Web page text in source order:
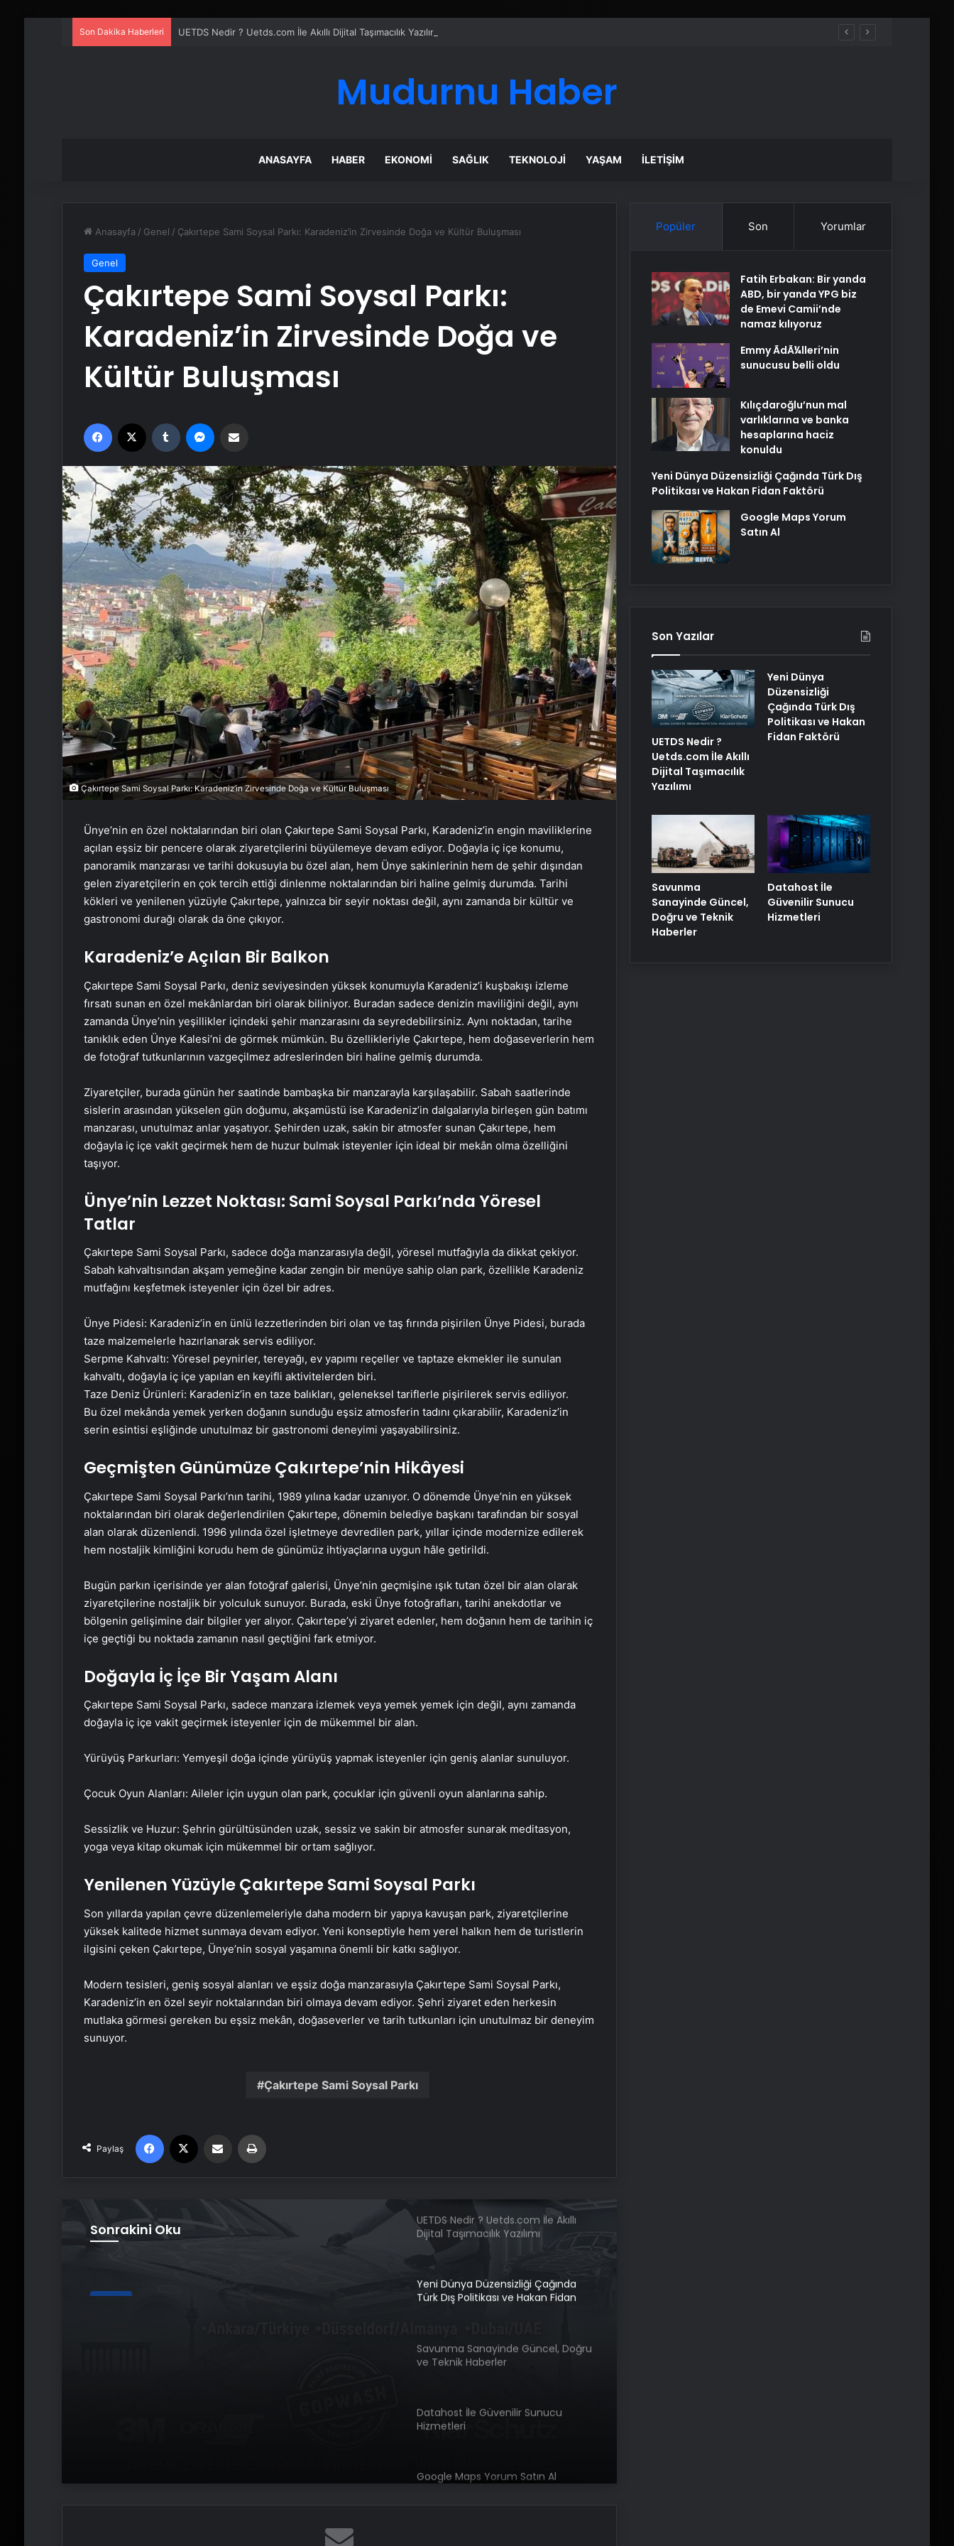
Son Dakika Haberleri UETDS Nedir ? Uetds.com İle Akıllı Dijital Taşımacılık Yazılımı
Mudurnu Haber
ANASAYFA HABER EKONOMI SAĞLIK TEKNOLOJI YAŞAM İLETIŞIM
Anasayfa / Genel / Çakırtepe Sami Soysal Parkı: Karadeniz’in Zirvesinde Doğa ve Kültür Buluşması
Genel
Çakırtepe Sami Soysal Parkı:
Karadeniz’in Zirvesinde Doğa ve
Kültür Buluşması
Facebook Tumblr
Çakırtepe Sami Soysal Parkı: Karadeniz’in Zirvesinde Doğa ve Kültür Buluşması
Ünye’nin en özel noktalarından biri olan Çakırtepe Sami Soysal Parkı, Karadeniz’in engin maviliklerine
açılan eşsiz bir pencere olarak ziyaretçilerini büyülemeye devam ediyor. Doğayla iç içe konumu,
panoramik manzarası ve tarihi dokusuyla bu özel alan, hem Ünye sakinlerinin hem de şehir dışından
gelen ziyaretçilerin en çok tercih ettiği dinlenme noktalarından biri haline gelmiş durumda. Tarihi
kökleri ve yenilenen yüzüyle Çakırtepe, yalnızca bir seyir noktası değil, aynı zamanda bir kültür ve
gastronomi durağı olarak da öne çıkıyor.
Karadeniz’e Açılan Bir Balkon
Çakırtepe Sami Soysal Parkı, deniz seviyesinden yüksek konumuyla Karadeniz’i kuşbakışı izleme
fırsatı sunan en özel mekânlardan biri olarak biliniyor. Buradan sadece denizin maviliğini değil, aynı
zamanda Ünye’nin yeşillikler içindeki şehir manzarasını da seyredebilirsiniz. Aynı noktadan, tarihe
tanıklık eden Ünye Kalesi’ni de görmek mümkün. Bu özellikleriyle Çakırtepe, hem doğaseverlerin hem
de fotoğraf tutkunlarının vazgeçilmez adreslerinden biri haline gelmiş durumda.
Ziyaretçiler, burada günün her saatinde bambaşka bir manzarayla karşılaşabilir. Sabah saatlerinde
sislerin arasından yükselen gün doğumu, akşamüstü ise Karadeniz’in dalgalarıyla birleşen gün batımı
manzarası, unutulmaz anlar yaşatıyor. Şehirden uzak, sakin bir atmosfer sunan Çakırtepe, hem
doğayla iç içe vakit geçirmek hem de huzur bulmak isteyenler için ideal bir mekân olma özelliğini
taşıyor.
Ünye’nin Lezzet Noktası: Sami Soysal Parkı’nda Yöresel
Tatlar
Çakırtepe Sami Soysal Parkı, sadece doğa manzarasıyla değil, yöresel mutfağıyla da dikkat çekiyor.
Sabah kahvaltısından akşam yemeğine kadar zengin bir menüye sahip olan park, özellikle Karadeniz
mutfağını keşfetmek isteyenler için özel bir adres.
Ünye Pidesi: Karadeniz’in en ünlü lezzetlerinden biri olan ve taş fırında pişirilen Ünye Pidesi, burada
taze malzemelerle hazırlanarak servis ediliyor.
Serpme Kahvaltı: Yöresel peynirler, tereyağı, ev yapımı reçeller ve taptaze ekmekler ile sunulan
kahvaltı, doğayla iç içe yapılan en keyifli aktivitelerden biri.
Taze Deniz Ürünleri: Karadeniz’in en taze balıkları, geleneksel tariflerle pişirilerek servis ediliyor.
Bu özel mekânda yemek yerken doğanın sunduğu eşsiz atmosferin tadını çıkarabilir, Karadeniz’in
serin esintisi eşliğinde unutulmaz bir gastronomi deneyimi yaşayabilirsiniz.
Geçmişten Günümüze Çakırtepe’nin Hikâyesi
Çakırtepe Sami Soysal Parkı’nın tarihi, 1989 yılına kadar uzanıyor. O dönemde Ünye’nin en yüksek
noktalarından biri olarak değerlendirilen Çakırtepe, dönemin belediye başkanı tarafından bir sosyal
alan olarak düzenlendi. 1996 yılında özel işletmeye devredilen park, yıllar içinde modernize edilerek
hem nostaljik kimliğini korudu hem de günümüz ihtiyaçlarına uygun hâle getirildi.
Bugün parkın içerisinde yer alan fotoğraf galerisi, Ünye’nin geçmişine ışık tutan özel bir alan olarak
ziyaretçilerine nostaljik bir yolculuk sunuyor. Burada, eski Ünye fotoğrafları, tarihi anekdotlar ve
bölgenin gelişimine dair bilgiler yer alıyor. Çakırtepe’yi ziyaret edenler, hem doğanın hem de tarihin iç
içe geçtiği bu noktada zamanın nasıl geçtiğini fark etmiyor.
Doğayla İç İçe Bir Yaşam Alanı
Çakırtepe Sami Soysal Parkı, sadece manzara izlemek veya yemek yemek için değil, aynı zamanda
doğayla iç içe vakit geçirmek isteyenler için de mükemmel bir alan.
Yürüyüş Parkurları: Yemyeşil doğa içinde yürüyüş yapmak isteyenler için geniş alanlar sunuluyor.
Çocuk Oyun Alanları: Aileler için uygun olan park, çocuklar için güvenli oyun alanlarına sahip.
Sessizlik ve Huzur: Şehrin gürültüsünden uzak, sessiz ve sakin bir atmosfer sunarak meditasyon,
yoga veya kitap okumak için mükemmel bir ortam sağlıyor.
Yenilenen YüzüyleÇakırtepe Sami Soysal Parkı
Son yıllarda yapılan çevre düzenlemeleriyle daha modern bir yapıya kavuşan park, ziyaretçilerine
yüksek kalitede hizmet sunmaya devam ediyor. Yeni konseptiyle hem yerel halkın hem de turistlerin
ilgisini çeken Çakırtepe, Ünye’nin sosyal yaşamına önemli bir katkı sağlıyor.
Modern tesisleri, geniş sosyal alanları ve eşsiz doğa manzarasıyla Çakırtepe Sami Soysal Parkı,
Karadeniz’in en özel seyir noktalarından biri olmaya devam ediyor. Şehri ziyaret eden herkesin
mutlaka görmesi gereken bu eşsiz mekân, doğaseverler ve tarih tutkunları için unutulmaz bir deneyim
sunuyor.
Çakırtepe Sami Soysal Parkı
Paylaş
Facebook Email'den paylaş
Sonrakini Oku
AK Parti Sözcüsü Çelik: Rümeysa
gönderiyoruz
Bakan Fidan: Silahların bırakılması
Bakan Tunç: Kamu vicdanını
Cumhurbaşkanlığı Hukuk Politikaları
UETDS Nedir ? Uetds.com İle Akıllı
Dijital Taşımacılık Yazılımı
Yeni Dünya Düzensizliği Çağında
Türk Dış Politikası ve Hakan Fidan
Faktörü
Savunma Sanayinde Güncel, Doğru
ve Teknik Haberler
Datahost İle Güvenilir Sunucu
Hizmetleri
Google Maps Yorum Satın Al
Popüler Son Yorumlar
Fatih Erbakan: Bir yanda
ABD, bir yanda YPG biz
de Emevi Camii’nde
namaz kılıyoruz
Emmy ÃdÃ¼lleri’nin
sunucusu belli oldu
Kılıçdaroğlu’nun mal
varlıklarına ve banka
hesaplarına haciz
konuldu
Yeni Dünya Düzensizliği Çağında Türk Dış
Politikası ve Hakan Fidan Faktörü
Google Maps Yorum
Satın Al
Son Yazılar
UETDS Nedir ?
Uetds.com İle Akıllı
Dijital Taşımacılık
Yazılımı
Yeni Dünya
Düzensizliği
Çağında Türk Dış
Politikası ve Hakan
Fidan Faktörü
Savunma
Sanayinde Güncel,
Doğru ve Teknik
Haberler
Datahost İle
Güvenilir Sunucu
Hizmetleri